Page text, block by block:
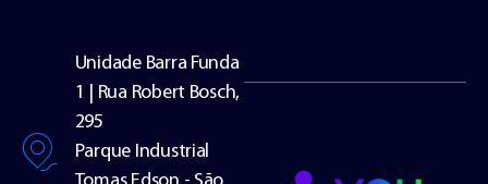
Unidade Barra Funda
1 | Rua Robert Bosch,
295
Parque Industrial